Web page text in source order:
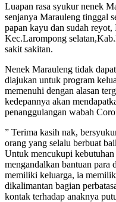
Luapan rasa syukur nenek
senjanya Marauleng tinggal
papan kayu dan sudah reyot,
Kec.Larompong
sakit sakitan.
Nenek Marauleng tidak
diajukan untuk program
memenuhi dengan alasan
kedepannya akan
penanggulangan wabah
” Terima kasih nak,
orang yang selalu berbuat
Untuk mencukupi
mengandalkan bantuan
memiliki keluarga, ia
dikalimantan bagian
kontak terhadap anaknya